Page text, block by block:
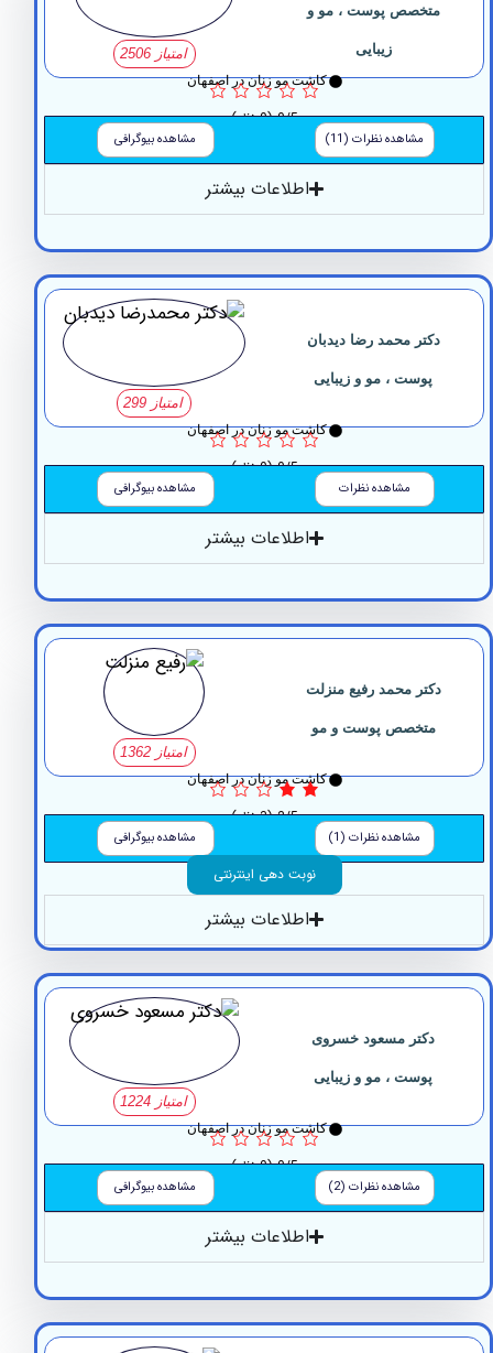
پوست ، مو و
کاشت مو زنان در اصفهان
0/5 (0 نظر)
مشاهده نظرات (11) مشاهده بیوگرافی
اطلاعات بیشتر
محمد رضا دیدبان
پوست ، مو و زیبایی
کاشت مو زنان در اصفهان
0/5 (0 نظر)
مشاهده نظرات مشاهده بیوگرافی
اطلاعات بیشتر
محمد رفیع منزلت
متخصص پوست و مو
کاشت مو زنان در اصفهان
2/5 (3 نظر)
مشاهده نظرات (1) مشاهده بیوگرافی
نوبت دهی اینترنتی
اطلاعات بیشتر
دکتر مسعود خسروی
پوست ، مو و زیبایی
کاشت مو زنان در اصفهان
0/5 (0 نظر)
مشاهده نظرات (2) مشاهده بیوگرافی
اطلاعات بیشتر